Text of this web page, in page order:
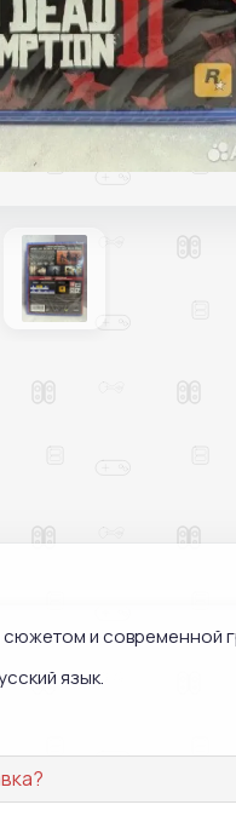
и современной
язык.